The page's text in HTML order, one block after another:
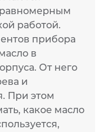
равномерным
работой.
прибора
в
От него
и
При этом
какое масло